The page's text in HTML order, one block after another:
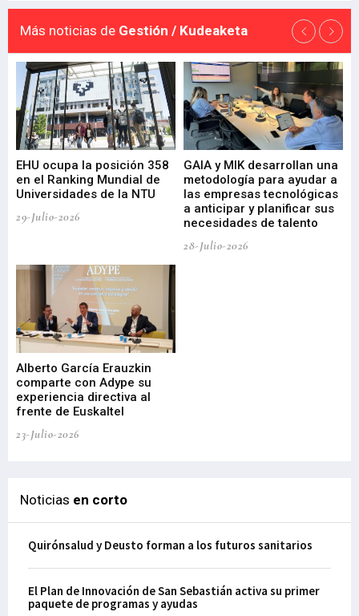
Más noticias de Gestión / Kudeaketa
EHU ocupa la posición 358
en el Ranking Mundial de
Universidades de la NTU
29-Julio-2026
GAIA y MIK desarrollan una
metodología para ayudar a
las empresas tecnológicas
a anticipar y planificar sus
necesidades de talento
28-Julio-2026
Alberto García Erauzkin
comparte con Adype su
experiencia directiva al
frente de Euskaltel
23-Julio-2026
Noticias en corto
Quirónsalud y Deusto forman a los futuros sanitarios
El Plan de Innovación de San Sebastián activa su primer
paquete de programas y ayudas